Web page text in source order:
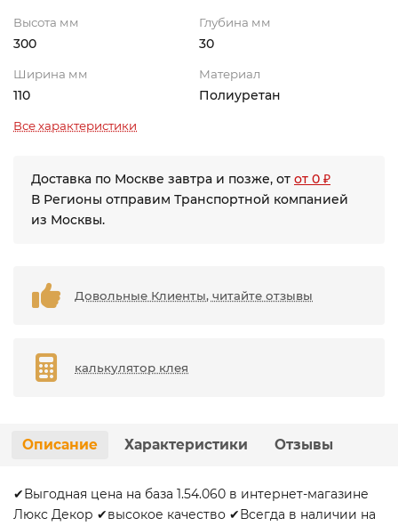
Высота мм
300
Глубина мм
30
Ширина мм
110
Материал
Полиуретан
Все характеристики
Доставка по Москве завтра и позже, от от 0 ₽
В Регионы отправим Транспортной компанией
из Москвы.
Довольные Клиенты, читайте отзывы
калькулятор клея
Описание Характеристики Отзывы
✔Выгодная цена на база 1.54.060 в интернет-магазине
Люкс Декор ✔высокое качество ✔Всегда в наличии на